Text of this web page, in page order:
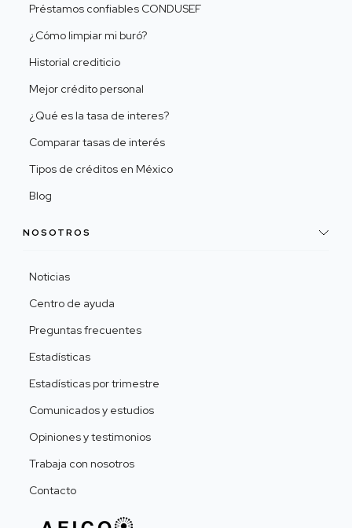
Préstamos confiables CONDUSEF
¿Cómo limpiar mi buró?
Historial crediticio
Mejor crédito personal
¿Qué es la tasa de interes?
Comparar tasas de interés
Tipos de créditos en México
Blog
NOSOTROS
Noticias
Centro de ayuda
Preguntas frecuentes
Estadísticas
Estadísticas por trimestre
Comunicados y estudios
Opiniones y testimonios
Trabaja con nosotros
Contacto